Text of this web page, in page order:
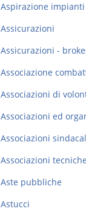
Aspirazione impianti
Assicurazioni
Assicurazioni -
Associazione
Associazioni di
Associazioni ed
Associazioni
Associazioni tecniche
Aste pubbliche
Astucci